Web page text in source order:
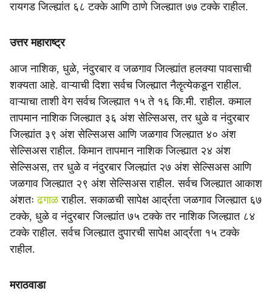
रायगड जिल्ह्यांत ६८ टक्के आणि ठाणे जिल्ह्यात ७७ टक्के राहील.
उत्तर महाराष्ट्र
आज नाशिक, धुळे, नंदुरबार व जळगाव जिल्ह्यांत हलक्या पावसाची
शक्यता आहे. वाऱ्याची दिशा सर्वच जिल्ह्यात नैॡत्येकडून राहील.
वाऱ्याचा ताशी वेग सर्वच जिल्ह्यात १५ ते १६ कि.मी. राहील. कमाल
तापमान नाशिक जिल्ह्यात ३६ अंश सेल्सिअस, तर धुळे व नंदुरबार
जिल्ह्यांत ३९ अंश सेल्सिअस आणि जळगाव जिल्ह्यात ४० अंश
सेल्सिअस राहील. किमान तापमान नाशिक जिल्ह्यात २४ अंश
सेल्सिअस, तर धुळे व नंदुरबार जिल्ह्यांत २७ अंश सेल्सिअस आणि
जळगाव जिल्ह्यात २९ अंश सेल्सिअस राहील. सर्वच जिल्ह्यात आकाश
अंशतःढगाळ राहील. सकाळची सापेक्ष आर्द्रता जळगाव जिल्ह्यात ६७
टक्के, धुळे व नंदुरबार जिल्ह्यांत ७५ टक्के तर नाशिक जिल्ह्यात ८४
टक्के राहील. सर्वच जिल्ह्यात दुपारची सापेक्ष आर्द्रता १५ टक्के
राहील.
मराठवाडा